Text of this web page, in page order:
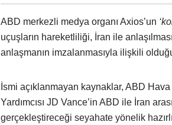
ABD merkezli medya organı Axios’un
uçuşların hareketliliği, İran ile
anlaşmanın imzalanmasıyla ilişkili
İsmi açıklanmayan kaynaklar, ABD
Yardımcısı JD Vance’in ABD ile İran
gerçekleştireceği seyahate yönelik